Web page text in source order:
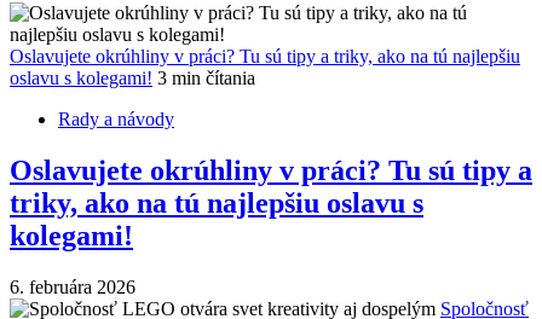
Oslavujete okrúhliny v práci? Tu sú tipy a triky, ako na tú najlepšiu
oslavu s kolegami! 3 min čítania
Rady a návody
Oslavujete okrúhliny v práci? Tu sú tipy a
triky, ako na tú najlepšiu oslavu s
kolegami!
6. februára 2026
Spoločnosť